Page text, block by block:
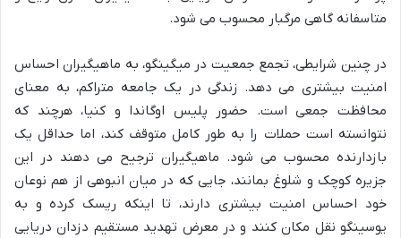
متاسفانه گاهی مرگبار محسوب می شود.
در چنین شرایطی، تجمع جمعیت در میگینگو، به ماهیگیران احساس
امنیت بیشتری می دهد. زندگی در یک جامعه متراکم، به معنای
محافظت جمعی است. حضور پلیس اوگاندا و کنیا، هرچند که
نتوانسته است حملات را به طور کامل متوقف کند، اما حداقل یک
بازدارنده محسوب می شود. ماهیگیران ترجیح می دهند در این
جزیره کوچک و شلوغ بمانند، جایی که در میان انبوهی از هم نوعان
خود احساس امنیت بیشتری دارند، تا اینکه ریسک کرده و به
یوسینگو نقل مکان کنند و در معرض تهدید مستقیم دزدان دریایی